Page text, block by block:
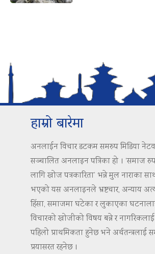
हाम्रो बारेमा
अनलाईन विचार डटकम समरुप मिडिया नेटवर्क
सञ्चालित अनलाइन पत्रिका हो । ‘समाज
लागि खोज पत्रकारिता’ भन्ने मुल नाराका
भएको यस अनलाइनले भ्रष्टचार, अन्याय
हिंसा, समाजमा घटेका र लुकाएका
विचारको खोजीको विषय बन्ने र
पहिलो प्राथमिकता हुनेछ भने अर्थतन्त्रलाई
प्रयासरत रहनेछ ।